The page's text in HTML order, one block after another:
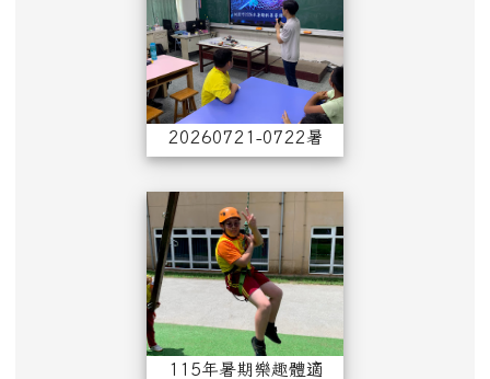
20260721-0722暑期科普營
115年暑期樂趣體適能育樂營第一梯次